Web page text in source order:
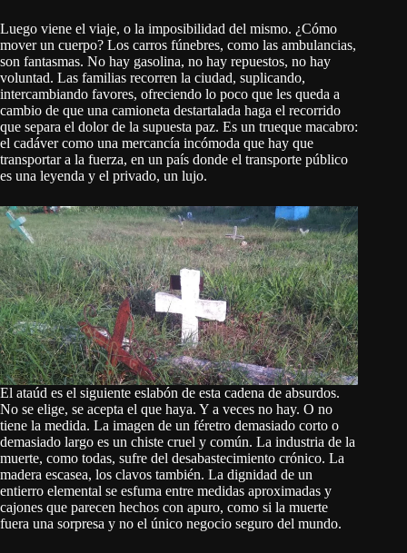
Luego viene el viaje, o la imposibilidad del mismo. ¿Cómo
mover un cuerpo? Los carros fúnebres, como las ambulancias,
son fantasmas. No hay gasolina, no hay repuestos, no hay
voluntad. Las familias recorren la ciudad, suplicando,
intercambiando favores, ofreciendo lo poco que les queda a
cambio de que una camioneta destartalada haga el recorrido
que separa el dolor de la supuesta paz. Es un trueque macabro:
el cadáver como una mercancía incómoda que hay que
transportar a la fuerza, en un país donde el transporte público
es una leyenda y el privado, un lujo.
El ataúd es el siguiente eslabón de esta cadena de absurdos.
No se elige, se acepta el que haya. Y a veces no hay. O no
tiene la medida. La imagen de un féretro demasiado corto o
demasiado largo es un chiste cruel y común. La industria de la
muerte, como todas, sufre del desabastecimiento crónico. La
madera escasea, los clavos también. La dignidad de un
entierro elemental se esfuma entre medidas aproximadas y
cajones que parecen hechos con apuro, como si la muerte
fuera una sorpresa y no el único negocio seguro del mundo.